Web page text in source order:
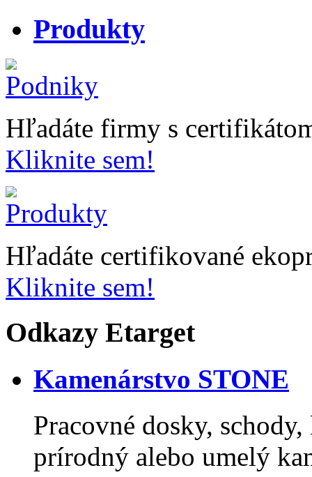
Produkty
Hľadáte firmy s
Kliknite sem!
Hľadáte certifikované
Kliknite sem!
Odkazy Etarget
Kamenárstvo STONE
Pracovné dosky,
prírodný alebo umelý